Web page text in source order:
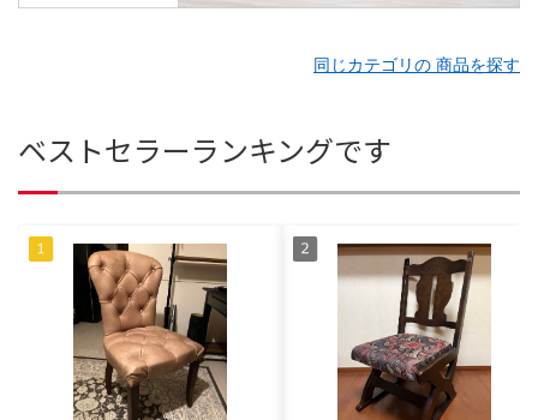
同じカテゴリの 商品を探す
ベストセラーランキングです